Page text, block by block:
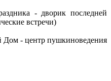
- дворик последней
встречи)
- центр пушкиноведения